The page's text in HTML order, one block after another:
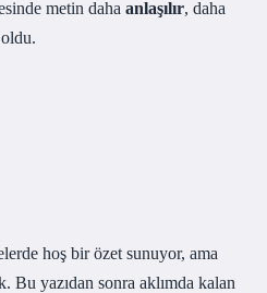
metin daha anlaşılır, daha
hoş bir özet sunuyor, ama
Bu yazıdan sonra aklımda kalan